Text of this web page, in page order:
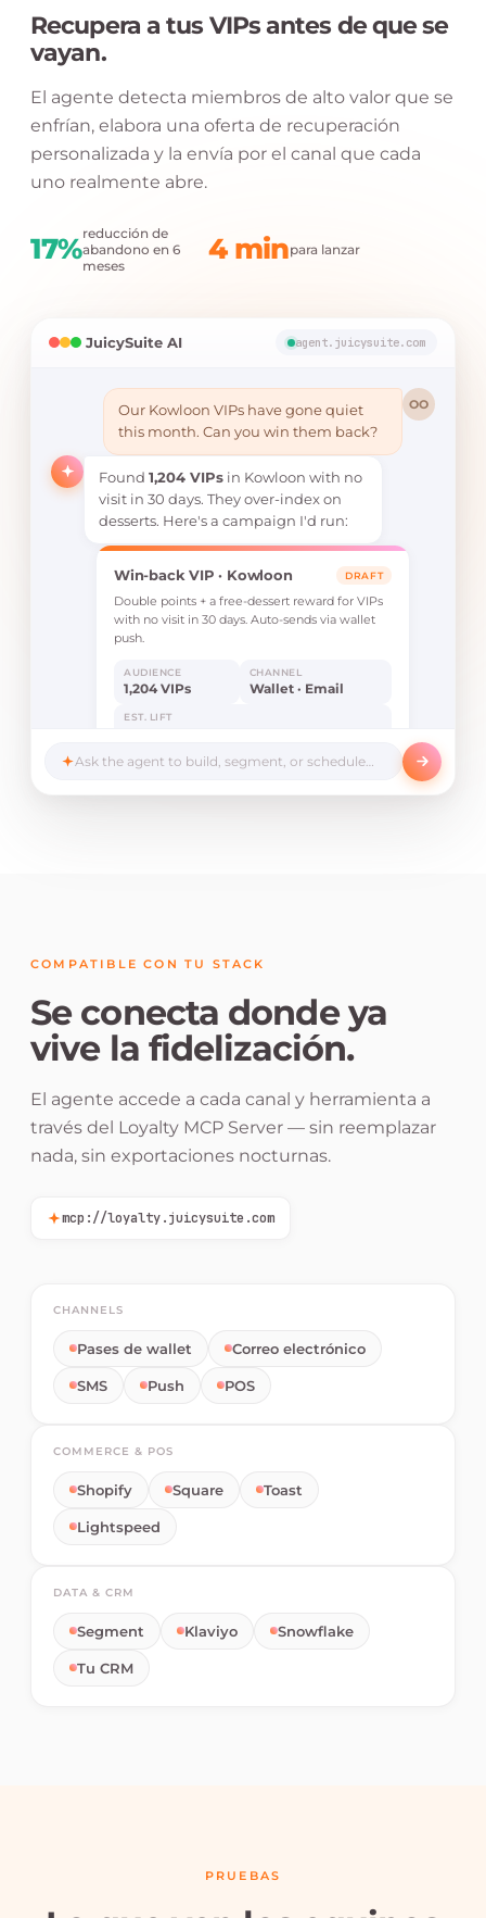
Recupera a tus VIPs antes de que se
vayan.
El agente detecta miembros de alto valor que se
enfrían, elabora una oferta de recuperación
personalizada y la envía por el canal que cada
uno realmente abre.
17%reducción de
abandono en 6
meses
4 minpara lanzar
JuicySuite AI agent.juicysuite.com
OO
Our Kowloon VIPs have gone quiet
this month. Can you win them back?
Found 1,204 VIPs in Kowloon with no
visit in 30 days. They over-index on
desserts. Here's a campaign I'd run:
Win-back VIP · Kowloon DRAFT
Double points + a free-dessert reward for VIPs
with no visit in 30 days. Auto-sends via wallet
push.
AUDIENCE
1,204 VIPs
CHANNEL
Wallet · Email
EST. LIFT
Ask the agent to build, segment, or schedule…
COMPATIBLE CON TU STACK
Se conecta donde ya
vive la fidelización.
El agente accede a cada canal y herramienta a
través del Loyalty MCP Server — sin reemplazar
nada, sin exportaciones nocturnas.
mcp://loyalty.juicysuite.com
CHANNELS
Pases de wallet Correo electrónico
SMS Push POS
COMMERCE & POS
Shopify Square Toast
Lightspeed
DATA & CRM
Segment Klaviyo Snowflake
Tu CRM
PRUEBAS